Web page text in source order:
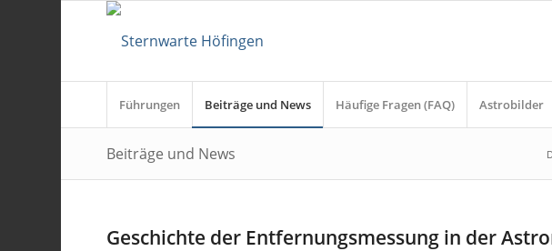
Führungen Beiträge und News Häufige Fragen (FAQ) Astrobilder
Beiträge und News
Geschichte der Entfernungsmessung in der